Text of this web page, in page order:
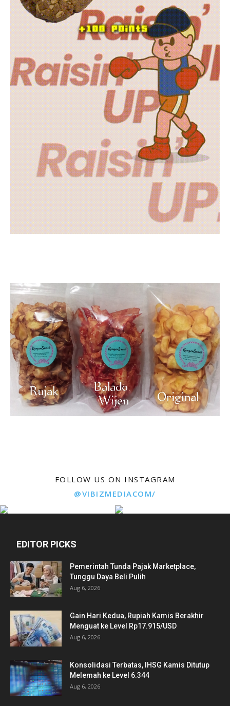
FOLLOW US ON INSTAGRAM
@VIBIZMEDIACOM/
EDITOR PICKS
Pemerintah Tunda Pajak Marketplace,
Tunggu Daya Beli Pulih
Aug 6, 2026
Gain Hari Kedua, Rupiah Kamis Berakhir
Menguat ke Level Rp17.915/USD
Aug 6, 2026
Konsolidasi Terbatas, IHSG Kamis Ditutup
Melemah ke Level 6.344
Aug 6, 2026